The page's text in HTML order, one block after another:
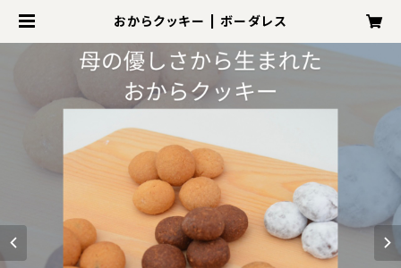
おからクッキー | ボーダレス